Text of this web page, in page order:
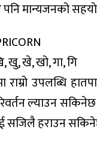
मान्यजनको
खु, खे, खो, गा, गि
राम्रो उपलब्धि
ल्याउन
सजिलै हराउन